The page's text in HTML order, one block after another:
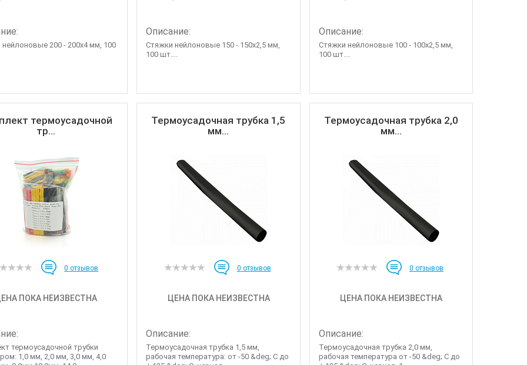
200 - 200х4 мм, 100
Описание:
Стяжки нейлоновые 150 - 150х2,5 мм,
100 шт....
Описание:
Стяжки нейлоновые 100 - 100х2,5 мм,
100 шт....
термоусадочной
тр...
0 отзывов
ПОКА НЕИЗВЕСТНА
термоусадочной трубки
1,0 мм, 2,0 мм, 3,0 мм, 4,0
Термоусадочная трубка 1,5
мм...
0 отзывов
ЦЕНА ПОКА НЕИЗВЕСТНА
Описание:
Термоусадочная трубка 1,5 мм,
рабочая температура: от -50 &deg; C до
Термоусадочная трубка 2,0
мм...
0 отзывов
ЦЕНА ПОКА НЕИЗВЕСТНА
Описание:
Термоусадочная трубка 2,0 мм,
рабочая температура от -50 &deg; C до